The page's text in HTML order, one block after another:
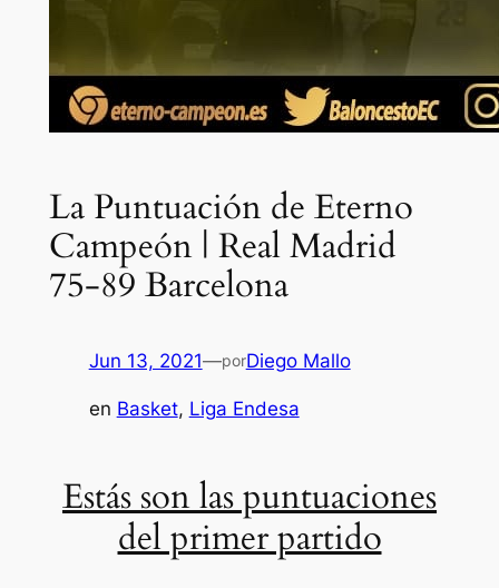
La Puntuación de Eterno
Campeón | Real Madrid
75-89 Barcelona
Jun 13, 2021—porDiego Mallo
en Basket, Liga Endesa
Estás son las puntuaciones
del primer partido